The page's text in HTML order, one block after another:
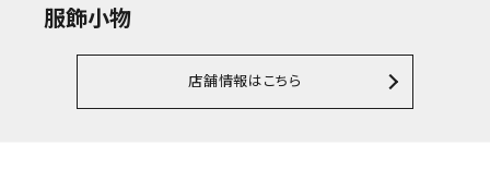
服飾小物
店舗情報はこちら